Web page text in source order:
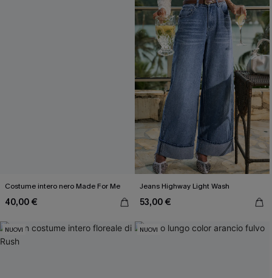
Costume intero nero Made For Me
40,00 €
Jeans Highway Light Wash
53,00 €
NUOVI NUOVI